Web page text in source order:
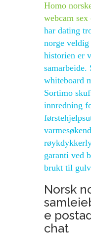
Homo
webcam sex
har dating
norge
historien er
whiteboard
Sortimo
innredning
garanti ved
brukt til
Norsk
e
chat